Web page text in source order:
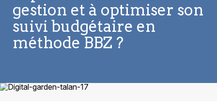
gestion et à optimiser son
suivi budgétaire en
méthode BBZ ?